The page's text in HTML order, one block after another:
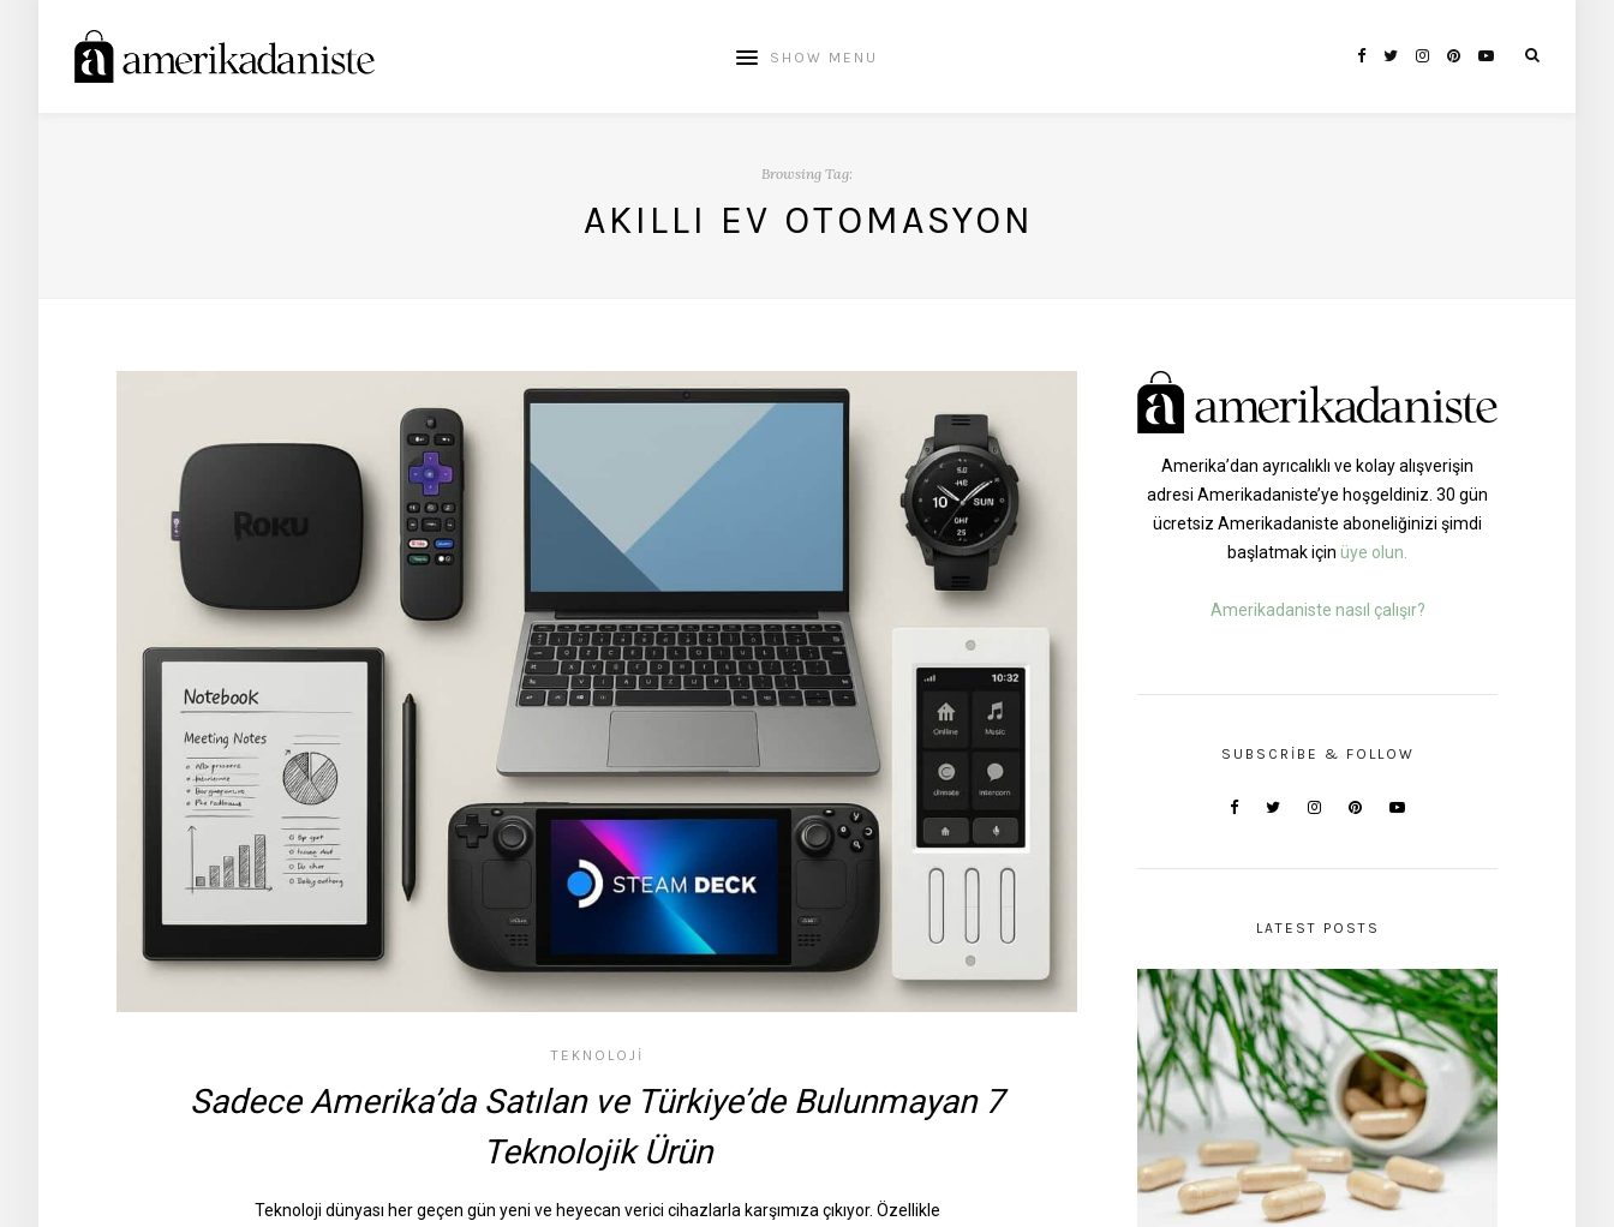
SHOW MENU
Browsing Tag:
AKILLI EV OTOMASYON
TEKNOLOJI
Sadece Amerika’da Satılan ve Türkiye’de Bulunmayan 7
Teknolojik Ürün
Teknoloji dünyası her geçen gün yeni ve heyecan verici cihazlarla karşımıza çıkıyor. Özellikle
Amerika’dan ayrıcalıklı ve kolay alışverişin
adresi Amerikadaniste’ye hoşgeldiniz. 30 gün
ücretsiz Amerikadaniste aboneliğinizi şimdi
başlatmak için üye olun.
Amerikadaniste nasıl çalışır?
SUBSCRIBE & FOLLOW
LATEST POSTS